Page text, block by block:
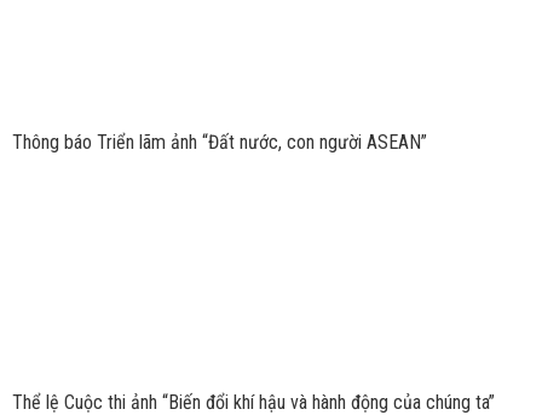
Thông báo Triển lãm ảnh “Đất nước, con người ASEAN”
Thể lệ Cuộc thi ảnh “Biến đổi khí hậu và hành động của chúng ta”